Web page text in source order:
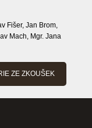
Fišer, Jan Brom,
Mach, Mgr. Jana
ZE ZKOUŠEK